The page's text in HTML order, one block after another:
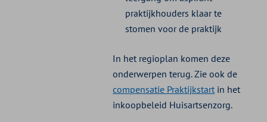
praktijkhouders klaar te
stomen voor de praktijk
In het regioplan komen deze
onderwerpen terug. Zie ook de
compensatie Praktijkstart in het
inkoopbeleid Huisartsenzorg.